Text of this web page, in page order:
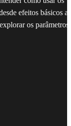
efeitos básicos
os parâmetros